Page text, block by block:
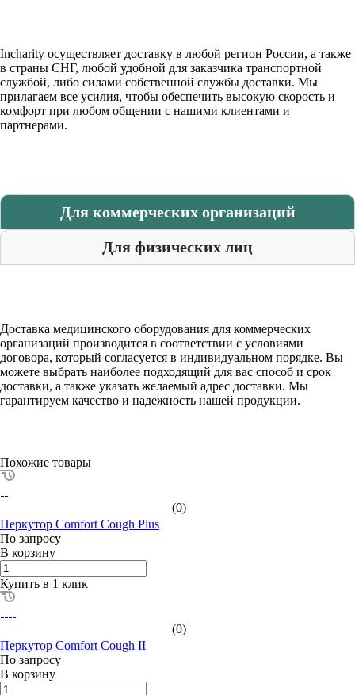
Incharity осуществляет доставку в любой регион России, а также
в страны СНГ, любой удобной для заказчика транспортной
службой, либо силами собственной службы доставки. Мы
прилагаем все усилия, чтобы обеспечить высокую скорость и
комфорт при любом общении с нашими клиентами и
партнерами.
Для коммерческих организаций
Для физических лиц
Доставка медицинского оборудования для коммерческих
организаций производится в соответствии с условиями
договора, который согласуется в индивидуальном порядке. Вы
можете выбрать наиболее подходящий для вас способ и срок
доставки, а также указать желаемый адрес доставки. Мы
гарантируем качество и надежность нашей продукции.
Похожие товары
(0)
Перкутор Comfort Cough Plus
По запросу
В корзину
Купить в 1 клик
(0)
Перкутор Comfort Cough II
По запросу
В корзину